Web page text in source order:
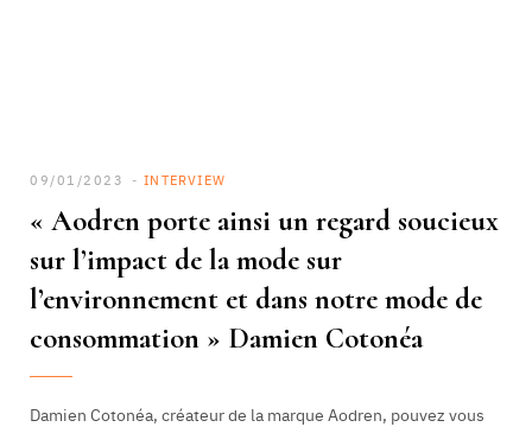
09/01/2023 INTERVIEW
« Aodren porte ainsi un regard soucieux
sur l’impact de la mode sur
l’environnement et dans notre mode de
consommation » Damien Cotonéa
Damien Cotonéa, créateur de la marque Aodren, pouvez vous